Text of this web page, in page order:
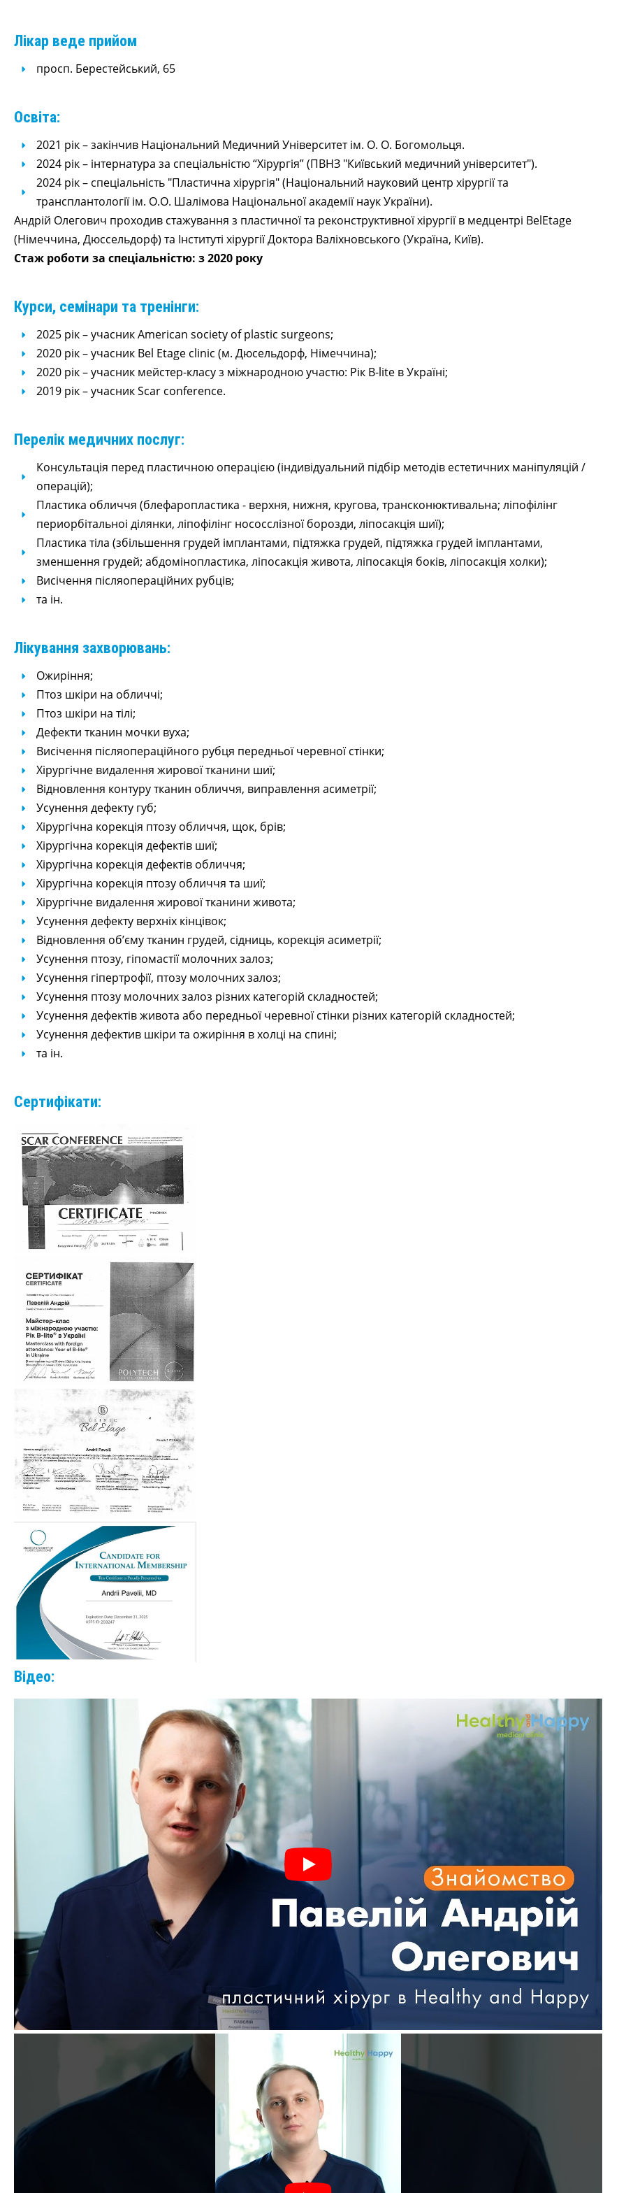
Лікар веде прийом
просп. Берестейський, 65
Освіта:
2021 рік – закінчив Національний Медичний Університет ім. О. О. Богомольця.
2024 рік – інтернатура за спеціальністю “Хірургія” (ПВНЗ "Київський медичний університет").
2024 рік – спеціальність "Пластична хірургія" (Національний науковий центр хірургії та
трансплантології ім. О.О. Шалімова Національної академії наук України).
Андрій Олегович проходив стажування з пластичної та реконструктивної хірургії в медцентрі BelEtage
(Німеччина, Дюссельдорф) та Інституті хірургії Доктора Валіхновського (Україна, Київ).
Стаж роботи за спеціальністю: з 2020 року
Курси, семінари та тренінги:
2025 рік – учасник American society of plastic surgeons;
2020 рік – учасник Bel Etage clinic (м. Дюсельдорф, Німеччина);
2020 рік – учасник мейстер-класу з міжнародною участю: Рік B-lite в Україні;
2019 рік – учасник Scar conference.
Перелік медичних послуг:
Консультація перед пластичною операцією (індивідуальний підбір методів естетичних маніпуляцій /
операцій);
Пластика обличчя (блефаропластика - верхня, нижня, кругова, трансконюктивальна; ліпофілінг
периорбітальноі ділянки, ліпофілінг нососслізної борозди, ліпосакція шиї);
Пластика тіла (збільшення грудей імплантами, підтяжка грудей, підтяжка грудей імплантами,
зменшення грудей; абдомінопластика, ліпосакція живота, ліпосакція боків, ліпосакція холки);
Висічення післяопераційних рубців;
та ін.
Лікування захворювань:
Ожиріння;
Птоз шкіри на обличчі;
Птоз шкіри на тілі;
Дефекти тканин мочки вуха;
Висічення післяопераційного рубця передньої черевної стінки;
Хірургічне видалення жирової тканини шиї;
Відновлення контуру тканин обличчя, виправлення асиметрії;
Усунення дефекту губ;
Хірургічна корекція птозу обличчя, щок, брів;
Хірургічна корекція дефектів шиї;
Хірургічна корекція дефектів обличчя;
Хірургічна корекція птозу обличчя та шиї;
Хірургічне видалення жирової тканини живота;
Усунення дефекту верхніх кінцівок;
Відновлення об’єму тканин грудей, сідниць, корекція асиметрії;
Усунення птозу, гіпомастії молочних залоз;
Усунення гіпертрофії, птозу молочних залоз;
Усунення птозу молочних залоз різних категорій складностей;
Усунення дефектів живота або передньої черевної стінки різних категорій складностей;
Усунення дефектив шкіри та ожиріння в холці на спині;
та ін.
Сертифікати:
Відео: